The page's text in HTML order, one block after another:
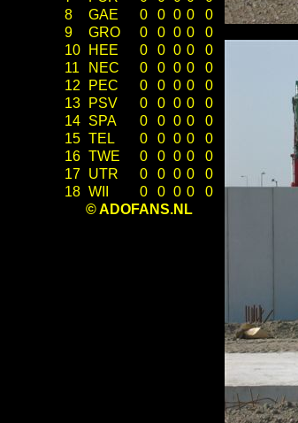
8
GAE 0 0 0 0
0
9
GRO 0 0 0 0
0
10
HEE 0 0 0 0
0
11
NEC 0 0 0 0
0
12
PEC 0 0 0 0
0
13
PSV 0 0 0 0
0
14 SPA 0 0 0 0
0
15 TEL 0 0 0 0
0
16 TWE 0 0 0 0
0
17 UTR 0 0 0 0
0
18 WII 0 0 0 0
0
© ADOFANS.NL